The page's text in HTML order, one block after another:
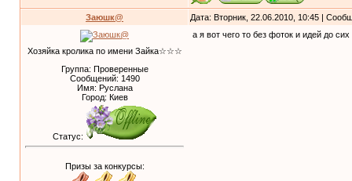
Заюшк@ Дата: Вторник, 22.06.2010, 10:45 |
Хозяйка кролика по имени Зайка☆☆☆
Группа: Проверенные
Сообщений: 1490
Имя: Руслана
Город: Киев
Статус:
Призы за конкурсы:
а я вот чего то без фоток и идей до